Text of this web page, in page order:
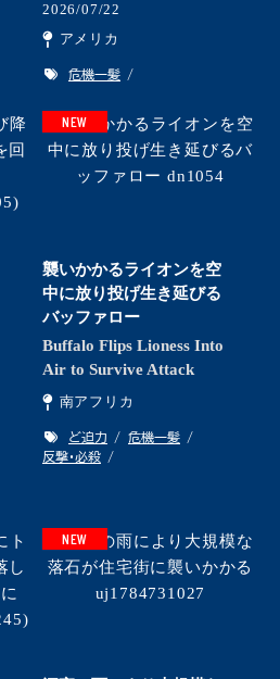
2026/07/22
アメリカ
危機一髪
NEW
襲いかかるライオンを空
中に放り投げ生き延びる
バッファロー
Buffalo Flips Lioness Into
Air to Survive Attack
南アフリカ
ど迫力
危機一髪
反撃・必殺
NEW